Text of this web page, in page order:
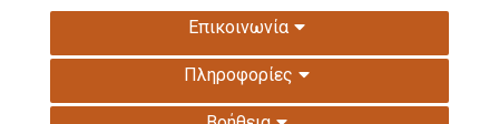
Επικοινωνία
Πληροφορίες